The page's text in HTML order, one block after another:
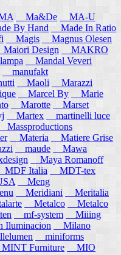
Ma&De
MA-U
By Hand
Made In Ratio
Magis
Magnus Olesen
Design
MAKRO
Mandal Veveri
manufakt
Maoli
Marazzi
Marcel By
Marie
Marotte
Marset
Martex
martinelli luce
Massproductions
Materia
Matiere Grise
maude
Mawa
Maya Romanoff
MDF Italia
MDT-tex
Meng
Meridiani
Meritalia
Metalco
Metalco
mf-system
Miiing
Milano
miniforms
Furniture
MIO